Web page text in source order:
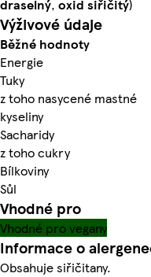
draselný, oxid siřičitý)
Výživové údaje
Běžné hodnoty
Energie
Tuky
z toho nasycené mastné
kyseliny
Sacharidy
z toho cukry
Bílkoviny
Sůl
Vhodné pro
Vhodné pro vegany
Informace o
Obsahuje siřičitany.